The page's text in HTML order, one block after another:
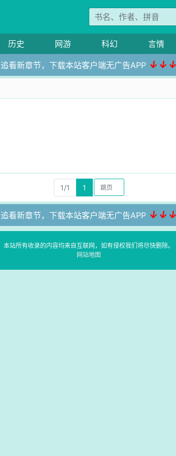
历史 网游 科幻 言情
追看新章节，下载本站客户端无广告APP ↓↓↓
1/1 1
追看新章节，下载本站客户端无广告APP ↓↓↓
本站所有收录的内容均来自互联网，如有侵权我们将尽快删除。
网站地图